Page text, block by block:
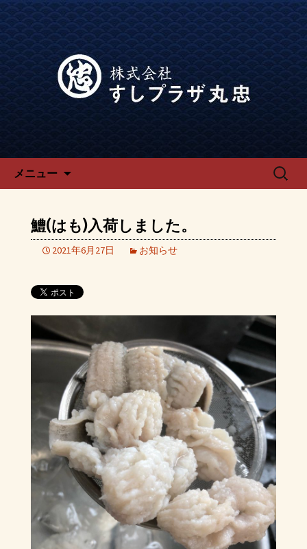
宴会、飲み会なら回転寿司「で
らうま」のブログ
宴会、飲み会なら回転寿司「でらう
ま」の公式ブログです。
メニュー
検
鱧(はも)入荷しました。
2021年6月27日 お知らせ